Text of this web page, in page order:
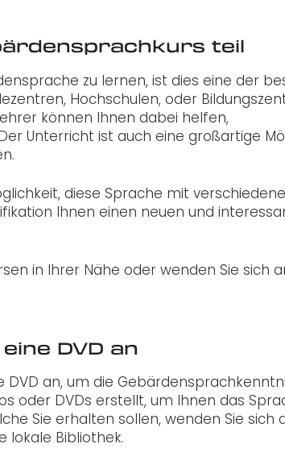
teil
zu lernen, ist dies eine der
Hochschulen, oder
können Ihnen dabei helfen,
Unterricht ist auch eine großartige
diese Sprache mit
Ihnen einen neuen und
in Ihrer Nähe oder wenden Sie sich
DVD an
DVD an, um die
oder DVDs erstellt, um Ihnen das
Sie erhalten sollen, wenden Sie sich
lokale Bibliothek.